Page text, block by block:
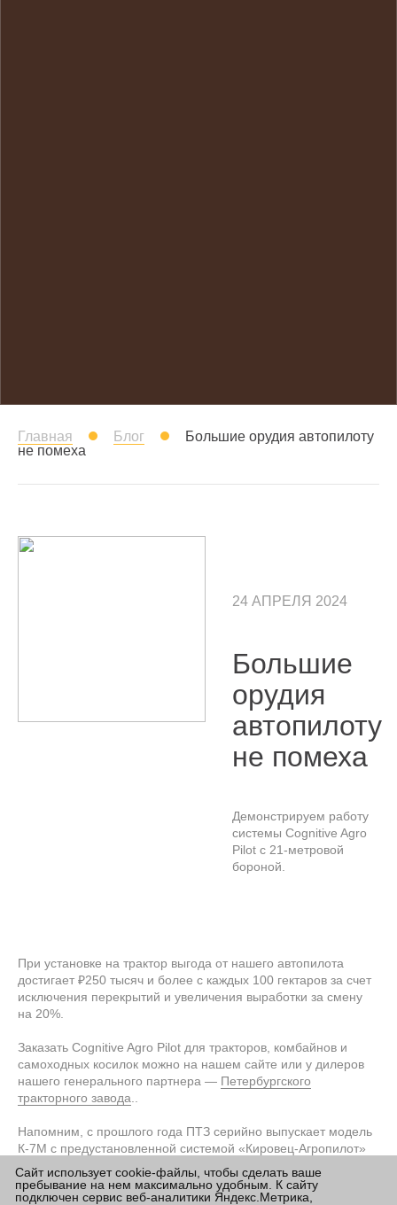
Главная Блог
Большие орудия автопилоту
не помеха
24 АПРЕЛЯ 2024
Большие
орудия
автопилоту
не помеха
Демонстрируем работу
системы Cognitive Agro
Pilot с 21-метровой
бороной.
При установке на трактор выгода от нашего автопилота
достигает ₽250 тысяч и более с каждых 100 гектаров за счет
исключения перекрытий и увеличения выработки за смену
на 20%.
Заказать Cognitive Agro Pilot для тракторов, комбайнов и
самоходных косилок можно на нашем сайте или у дилеров
нашего генерального партнера — Петербургского
тракторного завода
Напомним, с прошлого года ПТЗ серийно выпускает модель
К-7М с предустановленной системой «Кировец-Агропилот»
максимального уровня автономности, разработанной
совместно с нашей компанией.
Сайт использует cookie-файлы, чтобы сделать ваше
пребывание на нем максимально удобным. К сайту
подключен сервис веб-аналитики Яндекс.Метрика,